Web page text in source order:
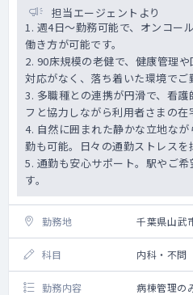
担当エージェントより
1. 週4日～勤務可能で、オンコー
働き方が可能です。
2. 90床規模の老健で、健康管理
対応がなく、落ち着いた環境でご
3. 多職種との連携が円滑で、看
フと協力しながら利用者さまの在
4. 自然に囲まれた静かな立地な
勤も可能。日々の通勤ストレスを
5. 通勤も安心サポート。駅やご
す。
勤務地 千葉県山武
科目 内科・不問
勤務内容 病棟管理の